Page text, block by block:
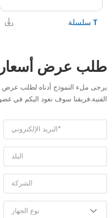
T سلسلة
طلب عرض أسعار
يرجى ملء النموذج أدناه لطلب عرض
الفنية.فريقنا سوف نعود اليكم في غضون 24